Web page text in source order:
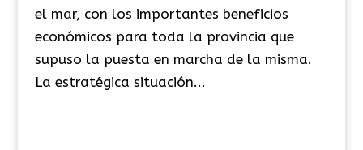
el mar, con los importantes beneficios
económicos para toda la provincia que
supuso la puesta en marcha de la misma.
La estratégica situación...